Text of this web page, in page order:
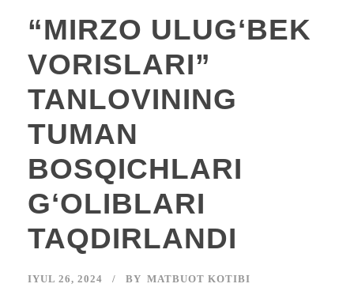
“MIRZO ULUGʻBEK
VORISLARI”
TANLOVINING
TUMAN
BOSQICHLARI
GʻOLIBLARI
TAQDIRLANDI
IYUL 26, 2024 BY MATBUOT KOTIBI